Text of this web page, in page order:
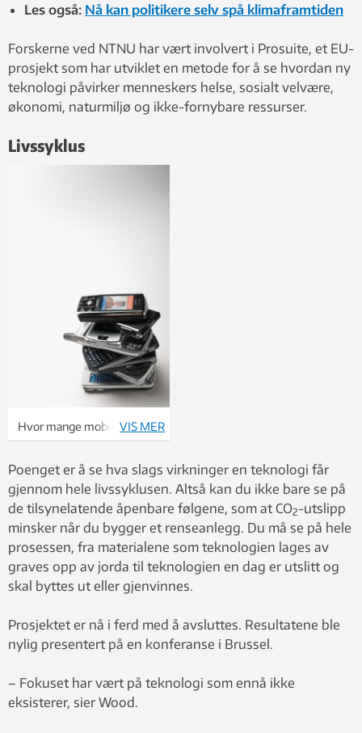
Les også: Nå kan politikere selv spå klimaframtiden
Forskerne ved NTNU har vært involvert i Prosuite, et EU-
prosjekt som har utviklet en metode for å se hvordan ny
teknologi påvirker menneskers helse, sosialt velvære,
økonomi, naturmiljø og ikke-fornybare ressurser.
Livssyklus
Hvor mange mobiltelefoner
har du selv hatt? Foto:
photos.com
VIS MER
Poenget er å se hva slags virkninger en teknologi får
gjennom hele livssyklusen. Altså kan du ikke bare se på
de tilsynelatende åpenbare følgene, som at CO2-utslipp
minsker når du bygger et renseanlegg. Du må se på hele
prosessen, fra materialene som teknologien lages av
graves opp av jorda til teknologien en dag er utslitt og
skal byttes ut eller gjenvinnes.
Prosjektet er nå i ferd med å avsluttes. Resultatene ble
nylig presentert på en konferanse i Brussel.
– Fokuset har vært på teknologi som ennå ikke
eksisterer, sier Wood.